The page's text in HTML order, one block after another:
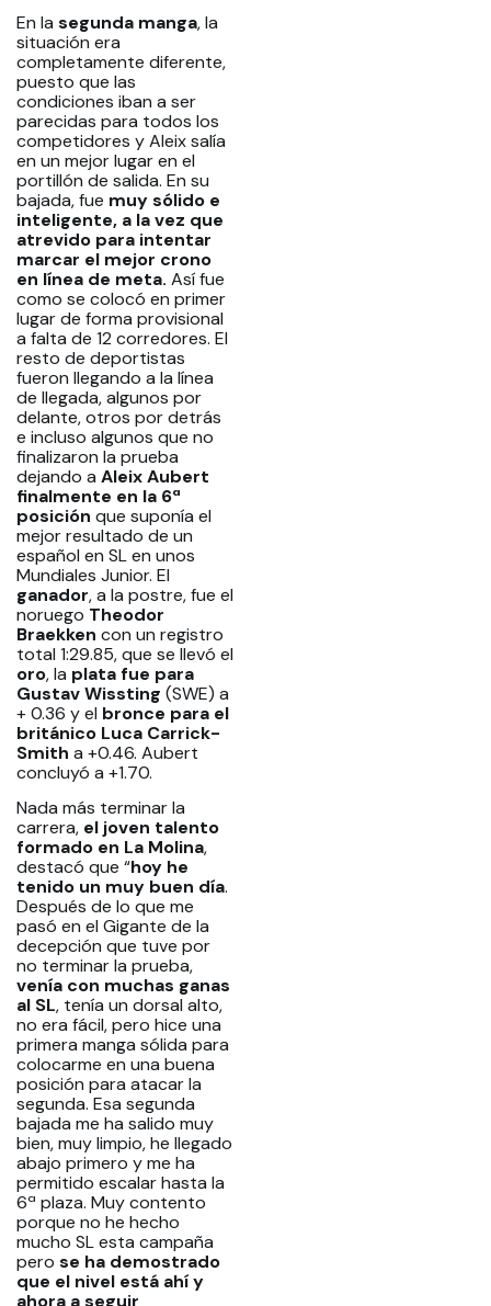
En la segunda manga, la
situación era
completamente diferente,
puesto que las
condiciones iban a ser
parecidas para todos los
competidores y Aleix salía
en un mejor lugar en el
portillón de salida. En su
bajada, fue muy sólido e
inteligente, a la vez que
atrevido para intentar
marcar el mejor crono
en línea de meta. Así fue
como se colocó en primer
lugar de forma provisional
a falta de 12 corredores. El
resto de deportistas
fueron llegando a la línea
de llegada, algunos por
delante, otros por detrás
e incluso algunos que no
finalizaron la prueba
dejando a Aleix Aubert
finalmente en la 6ª
posición que suponía el
mejor resultado de un
español en SL en unos
Mundiales Junior. El
ganador, a la postre, fue el
noruego Theodor
Braekken con un registro
total 1:29.85, que se llevó el
oro, la plata fue para
Gustav Wissting (SWE) a
+ 0.36 y el bronce para el
británico Luca Carrick-
Smith a +0.46. Aubert
concluyó a +1.70.
Nada más terminar la
carrera, el joven talento
formado en La Molina,
destacó que “hoy he
tenido un muy buen día.
Después de lo que me
pasó en el Gigante de la
decepción que tuve por
no terminar la prueba,
venía con muchas ganas
al SL, tenía un dorsal alto,
no era fácil, pero hice una
primera manga sólida para
colocarme en una buena
posición para atacar la
segunda. Esa segunda
bajada me ha salido muy
bien, muy limpio, he llegado
abajo primero y me ha
permitido escalar hasta la
6ª plaza. Muy contento
porque no he hecho
mucho SL esta campaña
pero se ha demostrado
que el nivel está ahí y